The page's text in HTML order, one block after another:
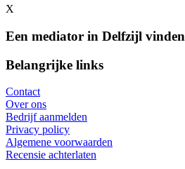
X
Een mediator in Delfzijl vinden
Belangrijke links
Contact
Over ons
Bedrijf aanmelden
Privacy policy
Algemene voorwaarden
Recensie achterlaten